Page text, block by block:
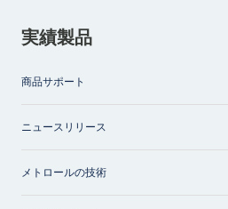
実績製品
商品サポート
ニュースリリース
メトロールの技術